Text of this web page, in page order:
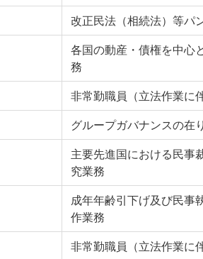
改正民法（相続法）等パ
各国の動産・債権を中心
務
非常勤職員（立法作業に
グループガバナンスの在
主要先進国における民事
究業務
成年年齢引下げ及び民事
作業務
非常勤職員（立法作業に